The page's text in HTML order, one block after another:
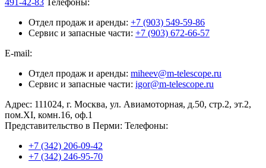
491-42-83 Телефоны:
Отдел продаж и аренды: +7 (903) 549-59-86
Сервис и запасные части: +7 (903) 672-66-57
E-mail:
Отдел продаж и аренды: miheev@m-telescope.ru
Сервис и запасные части: igor@m-telescope.ru
Адрес: 111024, г. Москва, ул. Авиамоторная, д.50, стр.2, эт.2,
пом.ХI, комн.16, оф.1
Представительство в Перми: Телефоны:
+7 (342) 206-09-42
+7 (342) 246-95-70